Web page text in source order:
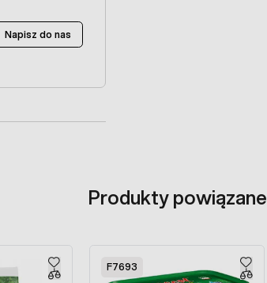
Napisz do nas
Produkty powiązane
F7693